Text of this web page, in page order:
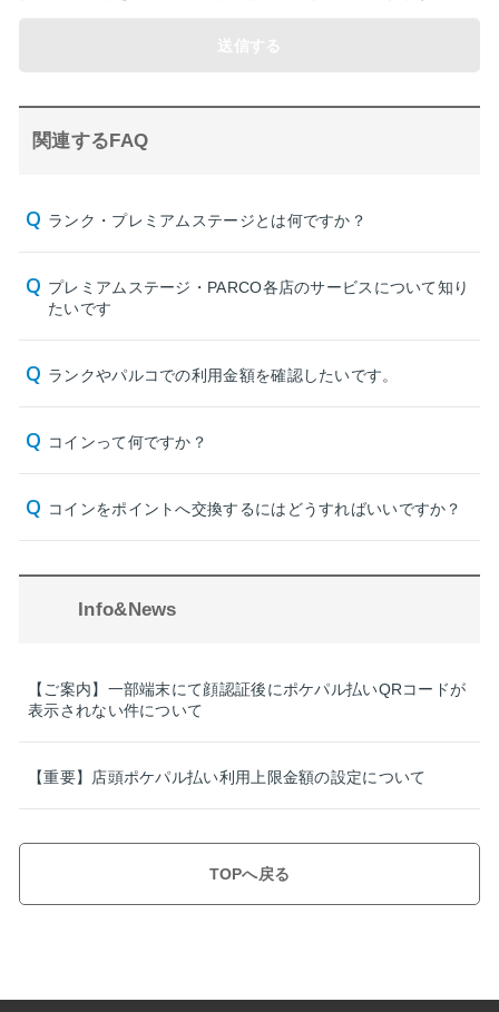
関連するFAQ
ランク・プレミアムステージとは何ですか？
プレミアムステージ・PARCO各店のサービスについて知り
たいです
ランクやパルコでの利用金額を確認したいです。
コインって何ですか？
コインをポイントへ交換するにはどうすればいいですか？
Info&News
【ご案内】一部端末にて顔認証後にポケパル払いQRコードが
表示されない件について
【重要】店頭ポケパル払い利用上限金額の設定について
TOPへ戻る